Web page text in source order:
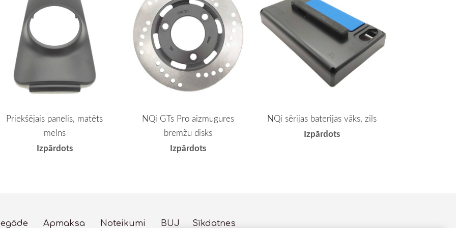
Priekšējais panelis, matēts
melns
Izpārdots
NQi GTs Pro aizmugures
bremžu disks
Izpārdots
NQi sērijas baterijas vāks, zils
Izpārdots
Apmaksa Noteikumi BUJ Sīkdatnes